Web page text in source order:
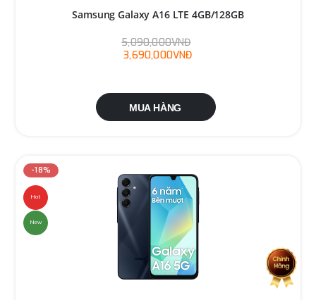
Samsung Galaxy A16 LTE 4GB/128GB
5,090,000VNĐ
3,690,000VNĐ
MUA HÀNG
-18%
Hot
New